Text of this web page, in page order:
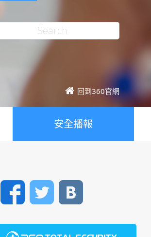
回到360官網
安全播報
FacebookTwitter